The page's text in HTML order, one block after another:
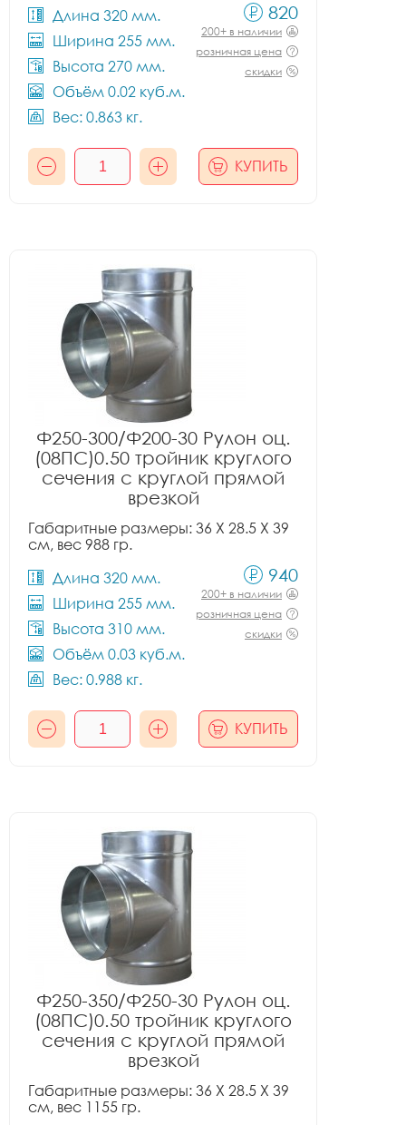
Длина 320 мм.
Ширина 255 мм.
Высота 270 мм.
Объём 0.02 куб.м.
Вес: 0.863 кг.
820
200+ в наличии
розничная цена
скидки
КУПИТЬ
Ф250-300/Ф200-30 Рулон оц.
(08ПС)0.50 тройник круглого
сечения с круглой прямой
врезкой
Габаритные размеры: 36 X 28.5 X 39
см, вес 988 гр.
Длина 320 мм.
Ширина 255 мм.
Высота 310 мм.
Объём 0.03 куб.м.
Вес: 0.988 кг.
940
200+ в наличии
розничная цена
скидки
КУПИТЬ
Ф250-350/Ф250-30 Рулон оц.
(08ПС)0.50 тройник круглого
сечения с круглой прямой
врезкой
Габаритные размеры: 36 X 28.5 X 39
см, вес 1155 гр.